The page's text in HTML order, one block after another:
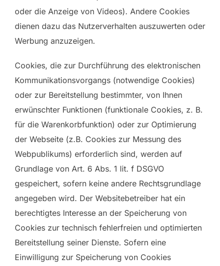
oder die Anzeige von Videos). Andere Cookies
dienen dazu das Nutzerverhalten auszuwerten oder
Werbung anzuzeigen.
Cookies, die zur Durchführung des elektronischen
Kommunikationsvorgangs (notwendige Cookies)
oder zur Bereitstellung bestimmter, von Ihnen
erwünschter Funktionen (funktionale Cookies, z. B.
für die Warenkorbfunktion) oder zur Optimierung
der Webseite (z.B. Cookies zur Messung des
Webpublikums) erforderlich sind, werden auf
Grundlage von Art. 6 Abs. 1 lit. f DSGVO
gespeichert, sofern keine andere Rechtsgrundlage
angegeben wird. Der Websitebetreiber hat ein
berechtigtes Interesse an der Speicherung von
Cookies zur technisch fehlerfreien und optimierten
Bereitstellung seiner Dienste. Sofern eine
Einwilligung zur Speicherung von Cookies